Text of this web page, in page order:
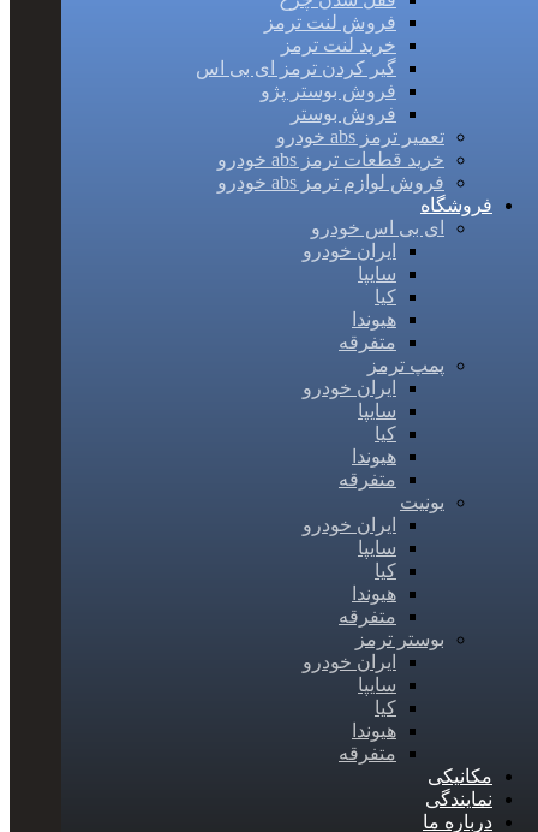
فروش لنت ترمز
خرید لنت ترمز
گیر کردن ترمز ای بی اس
فروش بوستر پژو
فروش بوستر
تعمیر ترمز abs خودرو
خرید قطعات ترمز abs خودرو
فروش لوازم ترمز abs خودرو
فروشگاه
ای بی اس خودرو
ایران خودرو
سایپا
کیا
هیوندا
متفرقه
پمپ ترمز
ایران خودرو
سایپا
کیا
هیوندا
متفرقه
یونیت
ایران خودرو
سایپا
کیا
هیوندا
متفرقه
بوستر ترمز
ایران خودرو
سایپا
کیا
هیوندا
متفرقه
مکانیکی
نمایندگی
درباره ما